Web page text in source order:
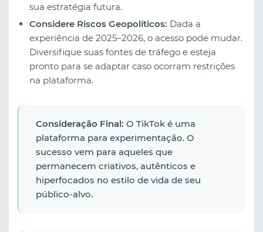
sua estratégia futura.
Considere Riscos Geopolíticos: Dada a
experiência de 2025–2026, o acesso pode mudar.
Diversifique suas fontes de tráfego e esteja
pronto para se adaptar caso ocorram restrições
na plataforma.
Consideração Final: O TikTok é uma
plataforma para experimentação. O
sucesso vem para aqueles que
permanecem criativos, autênticos e
hiperfocados no estilo de vida de seu
público-alvo.